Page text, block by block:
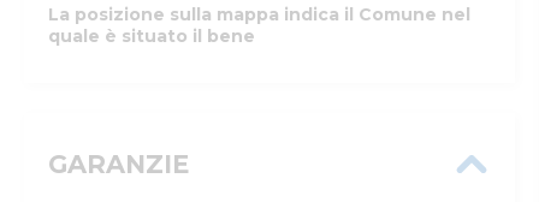
La posizione sulla mappa indica il Comune nel
quale è situato il bene
GARANZIE